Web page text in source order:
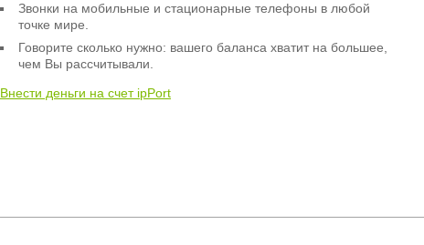
Звонки на мобильные и стационарные телефоны в любой
точке мире.
Говорите сколько нужно: вашего баланса хватит на большее,
чем Вы рассчитывали.
Внести деньги на счет ipPort